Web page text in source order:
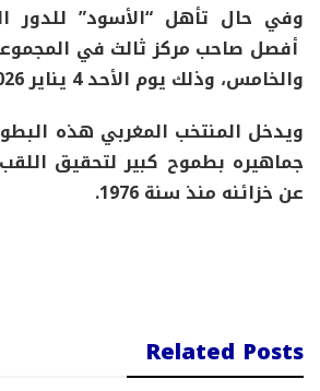
وفي حال تأهل “الأسود” للدور
أفصل صاحب مركز ثالث في
والخامس، وذلك يوم الأحد 4 يناير 2026.
ويدخل المنتخب المغربي هذه
جماهيره بطموح كبير لتحقيق
عن خزائنه منذ سنة 1976.
Related Posts